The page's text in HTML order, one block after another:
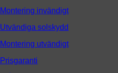
Montering invändigt
Utvändiga solskydd
Montering utvändigt
Prisgaranti